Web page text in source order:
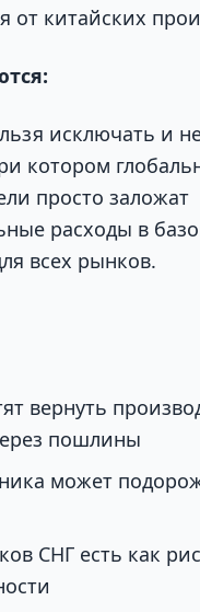
от китайских
исключать и
котором
просто заложат
расходы в
всех рынков.
вернуть
пошлины
может
СНГ есть как